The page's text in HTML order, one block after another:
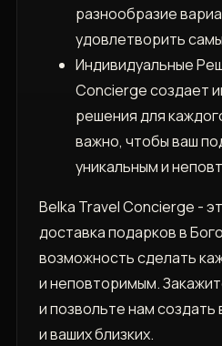
разнообразие
удовлетворить
Индивидуальные
Concierge создает
решения для
важно, чтобы ваш
уникальным и
Belka Travel Concierge -
доставка подарков в
возможность сделать
и неповторимым.
и позвольте нам
и ваших близких.